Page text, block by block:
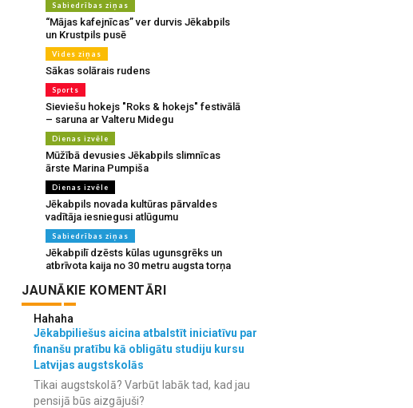
Sabiedrības ziņas
“Mājas kafejnīcas” ver durvis Jēkabpils
un Krustpils pusē
Vides ziņas
Sākas solārais rudens
Sports
Sieviešu hokejs "Roks & hokejs" festivālā
– saruna ar Valteru Midegu
Dienas izvēle
Mūžībā devusies Jēkabpils slimnīcas
ārste Marina Pumpiša
Dienas izvēle
Jēkabpils novada kultūras pārvaldes
vadītāja iesniegusi atlūgumu
Sabiedrības ziņas
Jēkabpilī dzēsts kūlas ugunsgrēks un
atbrīvota kaija no 30 metru augsta torņa
JAUNĀKIE KOMENTĀRI
Hahaha
Jēkabpiliešus aicina atbalstīt iniciatīvu par
finanšu pratību kā obligātu studiju kursu
Latvijas augstskolās
Tikai augstskolā? Varbūt labāk tad, kad jau
pensijā būs aizgājuši?